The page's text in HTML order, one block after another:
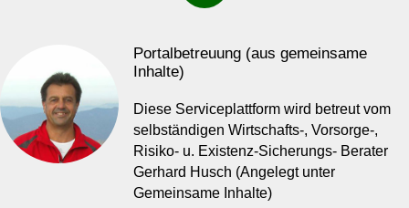
Portalbetreuung (aus gemeinsame
Inhalte)
Diese Serviceplattform wird betreut vom
selbständigen Wirtschafts-, Vorsorge-,
Risiko- u. Existenz-Sicherungs- Berater
Gerhard Husch (Angelegt unter
Gemeinsame Inhalte)